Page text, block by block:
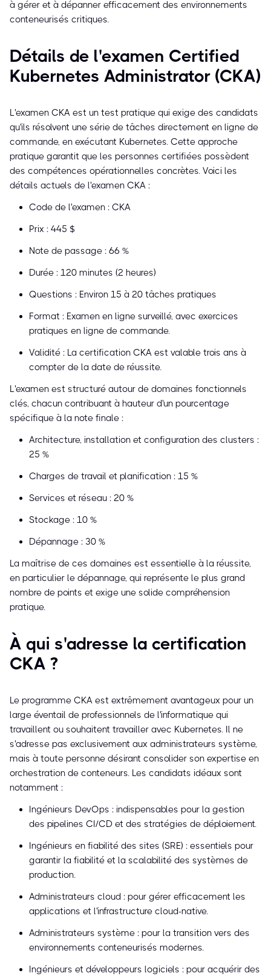
à gérer et à dépanner efficacement des environnements
conteneurisés critiques.
Détails de l'examen Certified
Kubernetes Administrator (CKA)
L'examen CKA est un test pratique qui exige des candidats
qu'ils résolvent une série de tâches directement en ligne de
commande, en exécutant Kubernetes. Cette approche
pratique garantit que les personnes certifiées possèdent
des compétences opérationnelles concrètes. Voici les
détails actuels de l'examen CKA :
Code de l'examen : CKA
Prix : 445 $
Note de passage : 66 %
Durée : 120 minutes (2 heures)
Questions : Environ 15 à 20 tâches pratiques
Format : Examen en ligne surveillé, avec exercices
pratiques en ligne de commande.
Validité : La certification CKA est valable trois ans à
compter de la date de réussite.
L'examen est structuré autour de domaines fonctionnels
clés, chacun contribuant à hauteur d'un pourcentage
spécifique à la note finale :
Architecture, installation et configuration des clusters :
25 %
Charges de travail et planification : 15 %
Services et réseau : 20 %
Stockage : 10 %
Dépannage : 30 %
La maîtrise de ces domaines est essentielle à la réussite,
en particulier le dépannage, qui représente le plus grand
nombre de points et exige une solide compréhension
pratique.
À qui s'adresse la certification
CKA ?
Le programme CKA est extrêmement avantageux pour un
large éventail de professionnels de l'informatique qui
travaillent ou souhaitent travailler avec Kubernetes. Il ne
s'adresse pas exclusivement aux administrateurs système,
mais à toute personne désirant consolider son expertise en
orchestration de conteneurs. Les candidats idéaux sont
notamment :
Ingénieurs DevOps : indispensables pour la gestion
des pipelines CI/CD et des stratégies de déploiement.
Ingénieurs en fiabilité des sites (SRE) : essentiels pour
garantir la fiabilité et la scalabilité des systèmes de
production.
Administrateurs cloud : pour gérer efficacement les
applications et l'infrastructure cloud-native.
Administrateurs système : pour la transition vers des
environnements conteneurisés modernes.
Ingénieurs et développeurs logiciels : pour acquérir des